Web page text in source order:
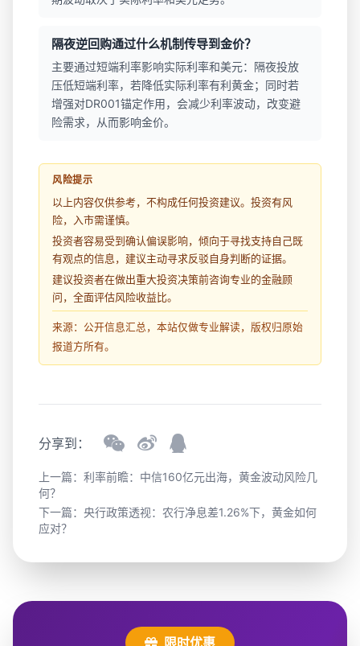
隔夜逆回购通过什么机制传导到金价？
主要通过短端利率影响实际利率和美元：隔夜投放
压低短端利率，若降低实际利率有利黄金；同时若
增强对DR001锚定作用，会减少利率波动，改变避
险需求，从而影响金价。
风险提示
以上内容仅供参考，不构成任何投资建议。投资有风
险，入市需谨慎。
投资者容易受到确认偏误影响，倾向于寻找支持自己既
有观点的信息，建议主动寻求反驳自身判断的证据。
建议投资者在做出重大投资决策前咨询专业的金融顾
问，全面评估风险收益比。
来源：公开信息汇总，本站仅做专业解读，版权归原始
报道方所有。
分享到：
上一篇： 利率前瞻：中信160亿元出海，黄金波动风险几
何？
下一篇： 央行政策透视：农行净息差1.26%下，黄金如何
应对？
限时优惠